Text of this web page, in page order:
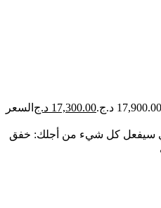
17,300.00 د.ج السعر
سيفعل كل شيء من أجلك: خفق